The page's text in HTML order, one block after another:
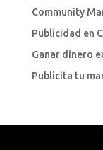
Community
Publicidad en
Ganar dinero
Publicita tu